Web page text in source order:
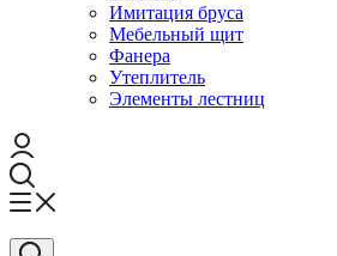
Имитация бруса
Мебельный щит
Фанера
Утеплитель
Элементы лестниц